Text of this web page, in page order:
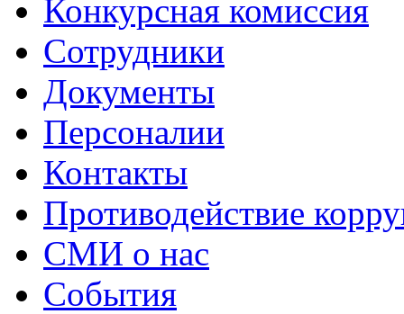
Конкурсная комиссия
Сотрудники
Документы
Персоналии
Контакты
Противодействие
СМИ о нас
События